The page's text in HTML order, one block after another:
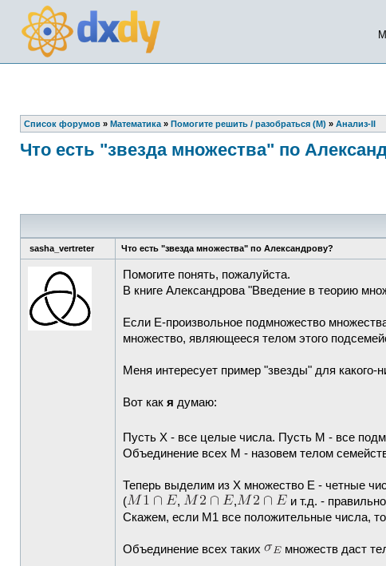
Список форумов » Математика » Помогите решить / разобраться (М) » Анализ-II
Что есть "звезда множества" по
sasha_vertreter Что есть "звезда множества" по Александрову?
Помогите понять, пожалуйста.
В книге Александрова "Введение в теорию
Если E-произвольное подмножество
множество, являющееся телом этого
Меня интересует пример "звезды" для какого-
Вот как я думаю:
Пусть X - все целые числа. Пусть М - все
Объединение всех M - назовем телом
Теперь выделим из X множество E - четные
(
, ,
и т.д. -
Скажем, если M1 все положительные числа,
Объединение всех таких множеств даст